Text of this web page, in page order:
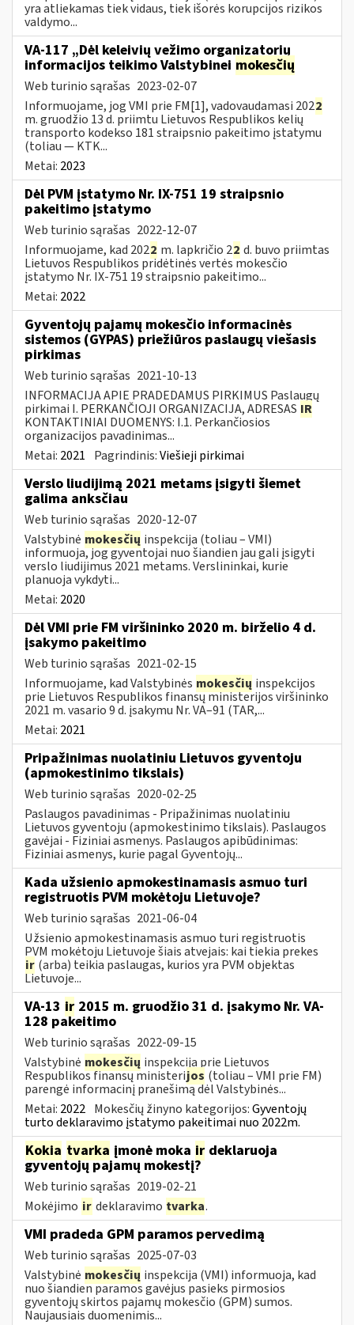
yra atliekamas tiek vidaus, tiek išorės korupcijos rizikos
valdymo...
VA-117 „Dėl keleivių vežimo organizatorių
informacijos teikimo Valstybinei mokesčių
Web turinio sąrašas 2023-02-07
Informuojame, jog VMI prie FM[1], vadovaudamasi 2022
m. gruodžio 13 d. priimtu Lietuvos Respublikos kelių
transporto kodekso 181 straipsnio pakeitimo įstatymu
(toliau — KTK...
Metai: 2023
Dėl PVM įstatymo Nr. IX-751 19 straipsnio
pakeitimo įstatymo
Web turinio sąrašas 2022-12-07
Informuojame, kad 2022 m. lapkričio 22 d. buvo priimtas
Lietuvos Respublikos pridėtinės vertės mokesčio
įstatymo Nr. IX-751 19 straipsnio pakeitimo...
Metai: 2022
Gyventojų pajamų mokesčio informacinės
sistemos (GYPAS) priežiūros paslaugų viešasis
pirkimas
Web turinio sąrašas 2021-10-13
INFORMACIJA APIE PRADEDAMUS PIRKIMUS Paslaugų
pirkimai I. PERKANČIOJI ORGANIZACIJA, ADRESAS IR
KONTAKTINIAI DUOMENYS: I.1. Perkančiosios
organizacijos pavadinimas...
Metai: 2021 Pagrindinis:Viešieji pirkimai
Verslo liudijimą 2021 metams įsigyti šiemet
galima anksčiau
Web turinio sąrašas 2020-12-07
Valstybinė mokesčių inspekcija (toliau – VMI)
informuoja, jog gyventojai nuo šiandien jau gali įsigyti
verslo liudijimus 2021 metams. Verslininkai, kurie
planuoja vykdyti...
Metai: 2020
Dėl VMI prie FM viršininko 2020 m. birželio 4 d.
įsakymo pakeitimo
Web turinio sąrašas 2021-02-15
Informuojame, kad Valstybinės mokesčių inspekcijos
prie Lietuvos Respublikos finansų ministerijos viršininko
2021 m. vasario 9 d. įsakymu Nr. VA–91 (TAR,...
Metai: 2021
Pripažinimas nuolatiniu Lietuvos gyventoju
(apmokestinimo tikslais)
Web turinio sąrašas 2020-02-25
Paslaugos pavadinimas - Pripažinimas nuolatiniu
Lietuvos gyventoju (apmokestinimo tikslais). Paslaugos
gavėjai - Fiziniai asmenys. Paslaugos apibūdinimas:
Fiziniai asmenys, kurie pagal Gyventojų...
Kada užsienio apmokestinamasis asmuo turi
registruotis PVM mokėtoju Lietuvoje?
Web turinio sąrašas 2021-06-04
Užsienio apmokestinamasis asmuo turi registruotis
PVM mokėtoju Lietuvoje šiais atvejais: kai tiekia prekes
ir (arba) teikia paslaugas, kurios yra PVM objektas
Lietuvoje...
VA-13 ir 2015 m. gruodžio 31 d. įsakymo Nr. VA-
128 pakeitimo
Web turinio sąrašas 2022-09-15
Valstybinė mokesčių inspekcija prie Lietuvos
Respublikos finansų ministerijos (toliau – VMI prie FM)
parengė informacinį pranešimą dėl Valstybinės...
Metai: 2022 Mokesčių žinyno kategorijos:Gyventojų
turto deklaravimo įstatymo pakeitimai nuo 2022m.
Kokia tvarka įmonė moka ir deklaruoja
gyventojų pajamų mokestį?
Web turinio sąrašas 2019-02-21
Mokėjimo ir deklaravimo tvarka.
VMI pradeda GPM paramos pervedimą
Web turinio sąrašas 2025-07-03
Valstybinė mokesčių inspekcija (VMI) informuoja, kad
nuo šiandien paramos gavėjus pasieks pirmosios
gyventojų skirtos pajamų mokesčio (GPM) sumos.
Naujausiais duomenimis...